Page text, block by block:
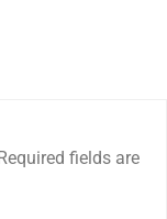
fields are